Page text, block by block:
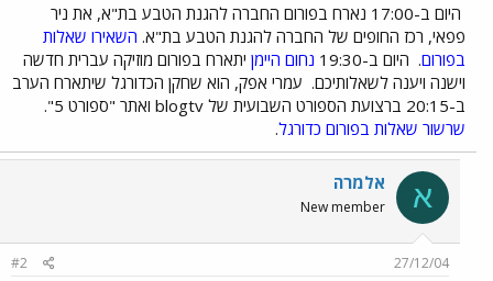
היום ב-17:00 נארח בפורום החברה להגנת הטבע בת"א, את ניר
פפאי, רכז החופים של החברה להגנת הטבע בת"א. השאירו שאלות
בפורום. היום ב-19:30 נחום היימן יתארח בפורום מוזיקה עברית חדשה
וישנה ויענה לשאלותיכם. עמרי אפק, הוא שחקן הכדורגל שיתארח הערב
ב-20:15 ברצועת הספורט השבועית של blogtv ואתר "ספורט 5".
שרשור שאלות בפורום כדורגל.
א אלמרה
New member
27/12/04
#2